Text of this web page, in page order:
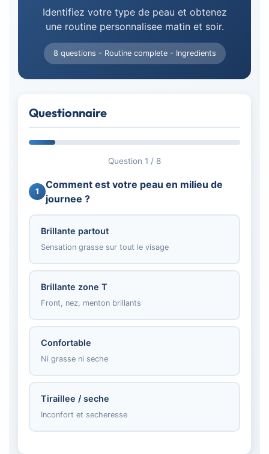
Identifiez votre type de peau et obtenez
une routine personnalisee matin et soir.
8 questions - Routine complete - Ingredients
Questionnaire
Question 1 / 8
1
Comment est votre peau en milieu de
journee ?
Brillante partout
Sensation grasse sur tout le visage
Brillante zone T
Front, nez, menton brillants
Confortable
Ni grasse ni seche
Tiraillee / seche
Inconfort et secheresse